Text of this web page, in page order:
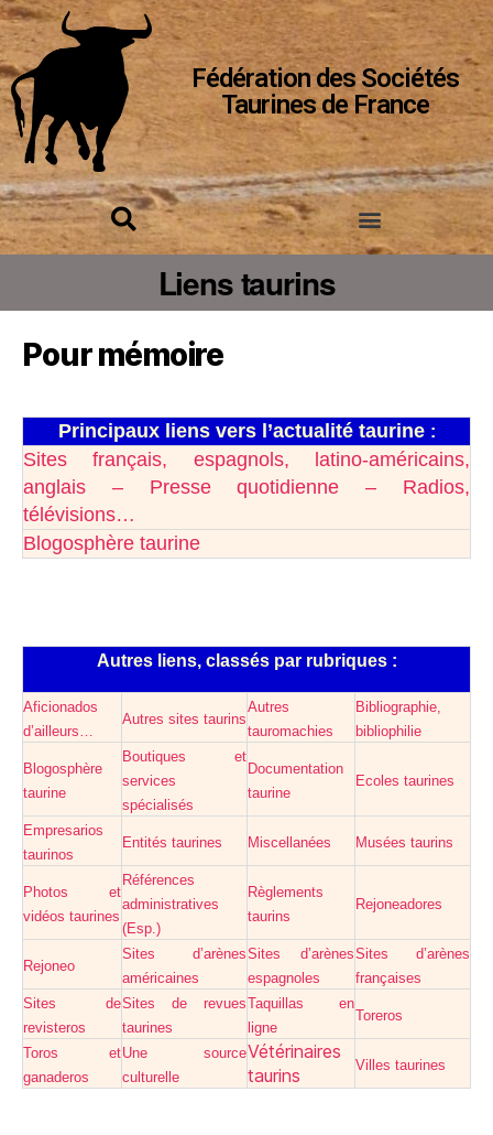
Fédération des Sociétés
Taurines de France
Liens taurins
Pour mémoire
Principaux liens vers l’actualité taurine :
Sites français, espagnols, latino-américains,
anglais – Presse quotidienne – Radios,
télévisions…
Blogosphère taurine
Autres liens, classés par rubriques :
Aficionados
d’ailleurs…
Autres sites taurins
Autres
tauromachies
Bibliographie,
bibliophilie
Blogosphère
taurine
Boutiques et
services
spécialisés
Documentation
taurine
Ecoles taurines
Empresarios
taurinos
Entités taurines Miscellanées Musées taurins
Photos et
vidéos taurines
Références
administratives
(Esp.)
Règlements
taurins
Rejoneadores
Rejoneo
Sites d’arènes
américaines
Sites d’arènes
espagnoles
Sites d’arènes
françaises
Sites de
revisteros
Sites de revues
taurines
Taquillas en
ligne
Toreros
Toros et
ganaderos
Une source
culturelle
Vétérinaires
taurins
Villes taurines